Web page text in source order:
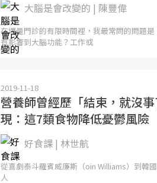
大腦是會改變的 | 陳豐偉
在爆量門診的有限時間裡，我最常問的問題
有影響到大腦功能？工作或
2019-11-18
營養師曾經歷「結束，就沒
現：這7類食物降低憂鬱風險
好食課 | 林世航
從喜劇泰斗羅賓威廉斯（oin Williams）到韓
人